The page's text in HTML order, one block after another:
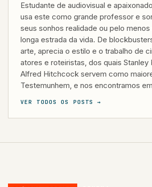
Estudante de audiovisual e
usa este como grande professor e
seus sonhos realidade ou pelo menos
longa estrada da vida. De
arte, aprecia o estilo e o trabalho de
atores e roteiristas, dos quais Stanley
Alfred Hitchcock servem como
Testemunhem, e nos encontramos
VER TODOS OS POSTS →